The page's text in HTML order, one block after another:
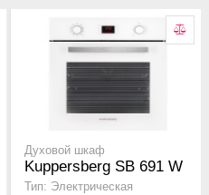
Духовой шкаф
Kuppersberg SB 691 W
Тип: Электрическая